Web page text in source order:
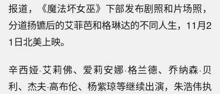
报道，《魔法坏女巫》下部发布剧照和片场照，
分道扬镳后的艾菲芭和格琳达的不同人生，11月2
1日北美上映。
辛西娅·艾莉佛、爱莉安娜·格兰德、乔纳森·贝
利、杰夫·高布伦、杨紫琼等继续出演，朱浩伟执